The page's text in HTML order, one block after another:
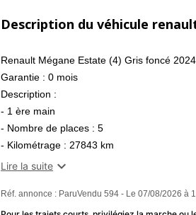
Description du véhicule
Renault Mégane Estate (4) Gris foncé
Garantie : 0 mois
Description :
- 1 ère main
- Nombre de places : 5
- Kilométrage : 27843 km
- Emission co2 : 123 g/km
Equipements :
- Pack Easy Park
Lire la suite 
Réf. annonce : ParuVendu 594 - Le 07/08/2026 à